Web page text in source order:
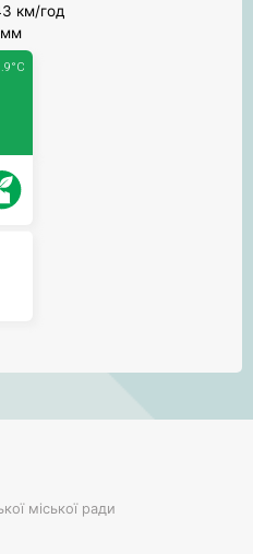
км/год
мм
міської ради